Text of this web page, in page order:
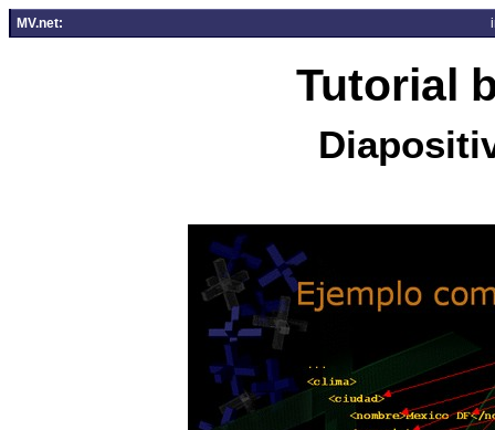
MV.net:
Tutorial